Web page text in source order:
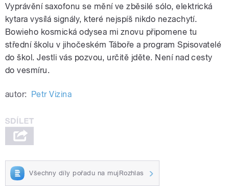
Vyprávění saxofonu se mění ve zběsilé sólo, elektrická
kytara vysílá signály, které nejspíš nikdo nezachytí.
Bowieho kosmická odysea mi znovu připomene tu
střední školu v jihočeském Táboře a program Spisovatelé
do škol. Jestli vás pozvou, určitě jděte. Není nad cesty
do vesmíru.
autor: Petr Vizina
Všechny díly pořadu na mujRozhlas